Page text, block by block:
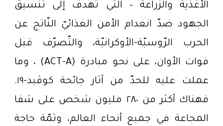
الأغذية والزّراعة – الّتي تهدف إلى تنسيق
الجهود ضدّ انعدام الأمن الغذائيّ النّاتج عن
الحرب الرّوسيّة-الأوكرانيّة، والتّصرّف قبل
فوات الأوان، على نحو مبادرة (ACT-A) ، وما
عملت عليه للحدّ من آثار جائحة كوڤيد-١٩.
فهناك أكثر من ٢٨٠ مليون شخص على شفا
المجاعة في جميع أنحاء العالم، وثمّة حاجة